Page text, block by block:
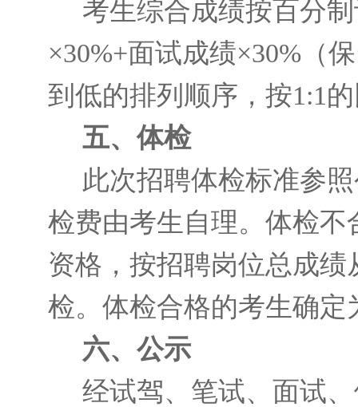
考生综合成绩按百分
×30%+面试成绩×30%（
到低的排列顺序，按1:1
五、体检
此次招聘体检标准参
检费由考生自理。体检
资格，按招聘岗位总成
检。体检合格的考生确定
六、 公示
经试驾、笔试、面试